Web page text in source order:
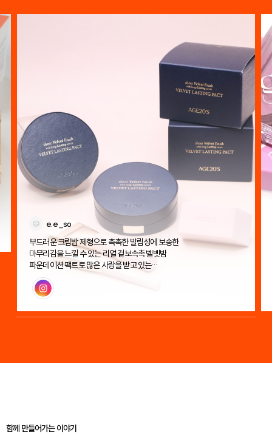
e.e_so
부드러운 크림밤 제형으로 촉촉한 발림성에 보송한
마무리감을 느낄 수 있는 리얼 겉보속촉 벨벳밤
파운데이션 팩트로 많은 사랑을 받고 있는
에이지투웨니스 벨벳 래스팅 팩트!
인스타그램
함께 만들어가는 이야기